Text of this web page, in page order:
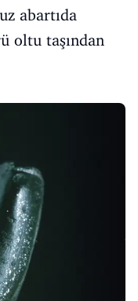
abartıda
oltu taşından